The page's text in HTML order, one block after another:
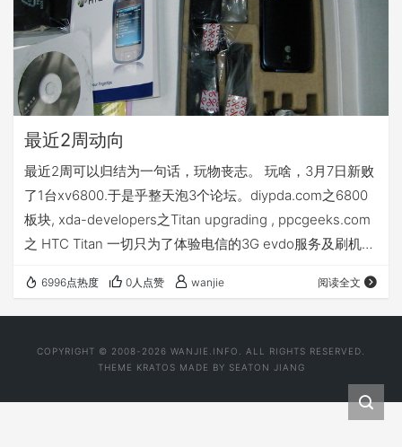
最近2周动向
最近2周可以归结为一句话，玩物丧志。 玩啥，3月7日新败
了1台xv6800.于是乎整天泡3个论坛。diypda.com之6800
板块, xda-developers之Titan upgrading , ppcgeeks.com
之 HTC Titan 一切只为了体验电信的3G evdo服务及刷机冒
6996点热度 0人点赞 wanjie 阅读全文
COPYRIGHT © 2008-2026 WANJIE.INFO. ALL RIGHTS RESERVED.
THEME KRATOS MADE BY SEATON JIANG